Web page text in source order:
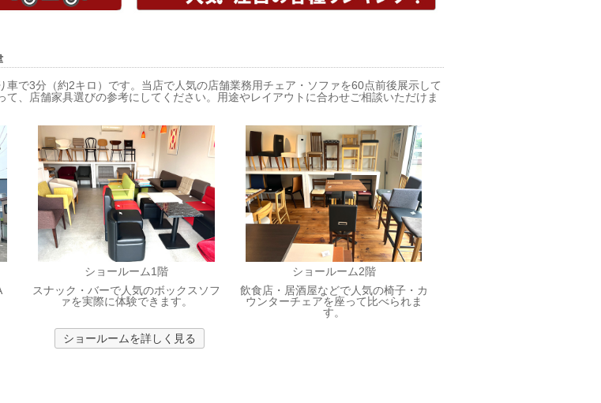
車で3分（約2キロ）です。当店で人気の店舗業務用チェア・ソファを60点前後展示して
て、店舗家具選びの参考にしてください。用途やレイアウトに合わせご相談いただけま
ショールーム1階
スナック・バーで人気のボックスソフ
ァを実際に体験できます。
ショールーム2階
飲食店・居酒屋などで人気の椅子・カ
ウンターチェアを座って比べられま
す。
ショールームを詳しく見る